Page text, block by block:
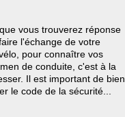
vous trouverez réponse
l'échange de votre
pour connaître vos
de conduite, c'est à la
Il est important de bien
le code de la sécurité...